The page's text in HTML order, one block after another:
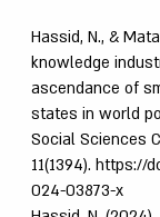
Hassid, N., &
knowledge
ascendance of
states in world
Social Sciences
11(1394). https://
024-03873-x